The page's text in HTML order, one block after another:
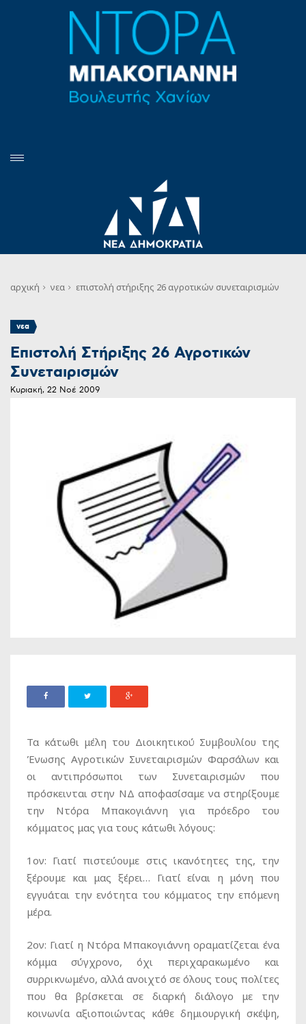
αρχική νεα επιστολή στήριξης 26 αγροτικών συνεταιρισμών
νεα
Επιστολή Στήριξης 26 Αγροτικών
Συνεταιρισμών
Κυριακή, 22 Νοέ 2009
Τα κάτωθι μέλη του Διοικητικού Συμβουλίου της
Ένωσης Αγροτικών Συνεταιρισμών Φαρσάλων και
οι αντιπρόσωποι των Συνεταιρισμών που
πρόσκεινται στην ΝΔ αποφασίσαμε να στηρίξουμε
την Ντόρα Μπακογιάννη για πρόεδρο του
κόμματος μας για τους κάτωθι λόγους:
1ον: Γιατί πιστεύουμε στις ικανότητες της, την
ξέρουμε και μας ξέρει… Γιατί είναι η μόνη που
εγγυάται την ενότητα του κόμματος την επόμενη
μέρα.
2ον: Γιατί η Ντόρα Μπακογιάννη οραματίζεται ένα
κόμμα σύγχρονο, όχι περιχαρακωμένο και
συρρικνωμένο, αλλά ανοιχτό σε όλους τους πολίτες
που θα βρίσκεται σε διαρκή διάλογο με την
κοινωνία αξιοποιώντας κάθε δημιουργική σκέψη,